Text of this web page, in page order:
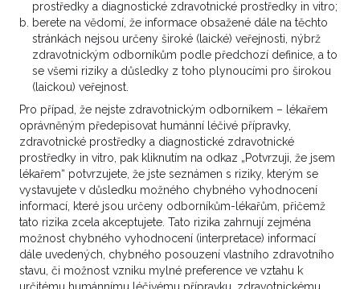
Mucinosní karcinom moč. měchýře
30. 6. 2023 15:55
Dobrý den, pacient ročník 1985, bez komorbidit,
rodinná anamnéza negativní. Přivezen RLP na
urgentní příjem pro makrosk. hematurii, 18.6.2023
CT břicha: ZÁVĚR: Polycyklický tu přední stěny
moč. měchýře, dále normální CT obraz. 19.6.2023
RTG S+P: bpn....
2
VÍCE ZDE
prostředky a diagnostické zdravotnické prostředky in vitro;
berete na vědomí, že informace obsažené dále na těchto
stránkách nejsou určeny široké (laické) veřejnosti, nýbrž
zdravotnickým odborníkům podle předchozí definice, a to
se všemi riziky a důsledky z toho plynoucími pro širokou
(laickou) veřejnost.
Pro případ, že nejste zdravotnickým odborníkem – lékařem
oprávněným předepisovat humánní léčivé přípravky,
zdravotnické prostředky a diagnostické zdravotnické
prostředky in vitro, pak kliknutím na odkaz „Potvrzuji, že jsem
lékařem“ potvrzujete, že jste seznámen s riziky, kterým se
vystavujete v důsledku možného chybného vyhodnocení
informací, které jsou určeny odborníkům-lékařům, přičemž
tato rizika zcela akceptujete. Tato rizika zahrnují zejména
možnost chybného vyhodnocení (interpretace) informací
dále uvedených, chybného posouzení vlastního zdravotního
stavu, či možnost vzniku mylné preference ve vztahu k
určitému humánnímu léčivému přípravku, zdravotnickému